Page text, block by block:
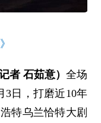
者 石茹意） 全场
3日，打磨近10年
特乌兰恰特大剧